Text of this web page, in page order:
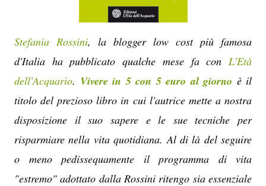
Stefania Rossini, la blogger low cost più famosa
d'Italia ha pubblicato qualche mese fa con L'Età
dell'Acquario. Vivere in 5 con 5 euro al giorno è il
titolo del prezioso libro in cui l'autrice mette a nostra
disposizione il suo sapere e le sue tecniche per
risparmiare nella vita quotidiana. Al di là del seguire
o meno pedissequamente il programma di vita
"estremo" adottato dalla Rossini ritengo sia essenziale